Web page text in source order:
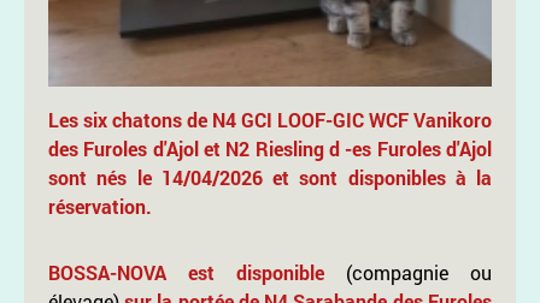
Les six chatons de N4 GCI LOOF-GIC WCF Vanikoro
des Furoles d'Ajol et N2 Riesling d -es Furoles d'Ajol
sont nés le 14/04/2026 et sont disponibles à la
réservation.
BOSSA-NOVA est disponible
(compagnie ou